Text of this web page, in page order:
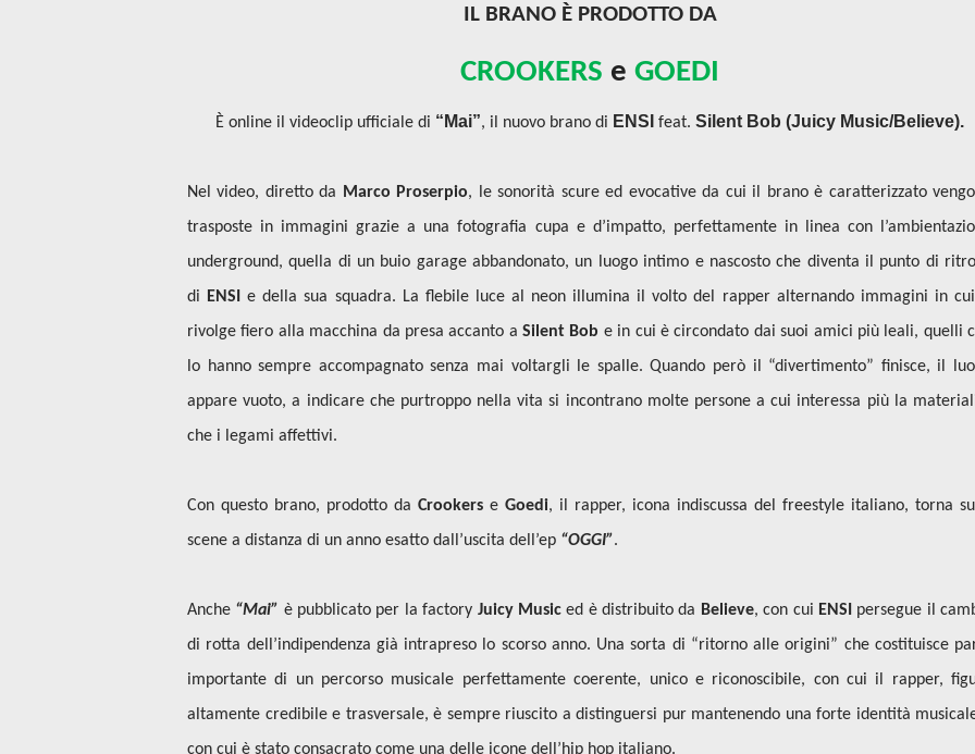
IL BRANO È PRODOTTO DA
CROOKERS e GOEDI
È online il videoclip ufficiale di “Mai”, il nuovo brano di ENSI feat. Silent Bob (Juicy Music/Believe).
Nel video, diretto da Marco Proserpio, le sonorità scure ed evocative da cui il brano è caratterizzato
trasposte in immagini grazie a una fotografia cupa e d’impatto, perfettamente in linea con
underground, quella di un buio garage abbandonato, un luogo intimo e nascosto che diventa il punto di
di
ENSI
e della sua squadra. La flebile luce al neon illumina il volto del rapper alternando immagini in
rivolge fiero alla macchina da presa accanto aSilent Bob e in cui è circondato dai suoi amici più leali, quelli
lo hanno sempre accompagnato senza mai voltargli le spalle. Quando però il “divertimento” finisce, il
appare vuoto, a indicare che purtroppo nella vita si incontrano molte persone a cui interessa più la
che i legami affettivi.
Con questo brano, prodotto da Crookers e Goedi, il rapper, icona indiscussa del freestyle italiano, torna
scene a distanza di un anno esatto dall’uscita dell’ep “OGGI”.
Anche “Mai” è pubblicato per la factory Juicy Musiced è distribuito da Believe, con cui ENSI
persegue il
di rotta dell’indipendenza già intrapreso lo scorso anno. Una sorta di “ritorno alle origini” che costituisce
importante di un percorso musicale perfettamente coerente, unico e riconoscibile, con cui il rapper,
altamente credibile e trasversale, è sempre riuscito a distinguersi pur mantenendo una forte identità
con cui è stato consacrato come una delle icone dell’hip hop italiano.